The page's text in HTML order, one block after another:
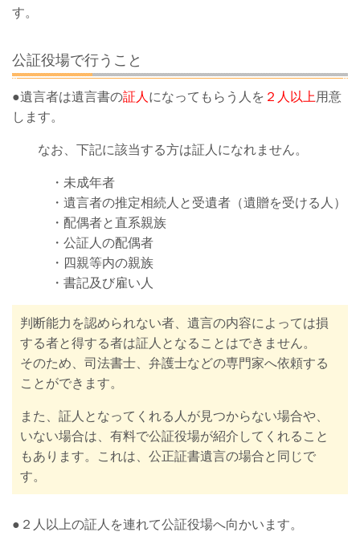
す。
公証役場で行うこと
●遺言者は遺言書の証人 になってもらう人を ２人以上 用意
します。
なお、下記に該当する方は証人になれません。
・未成年者
・遺言者の推定相続人と受遺者（遺贈を受ける人）
・配偶者と直系親族
・公証人の配偶者
・四親等内の親族
・書記及び雇い人
判断能力を認められない者、遺言の内容によっては損
する者と得する者は証人となることはできません。
そのため、司法書士、弁護士などの専門家へ依頼する
ことができます。
また、証人となってくれる人が見つからない場合や、
いない場合は、有料で公証役場が紹介してくれること
もあります。これは、公正証書遺言の場合と同じで
す。
●２人以上の証人を連れて公証役場へ向かいます。